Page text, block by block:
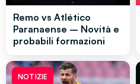
Remo vs Atlético
Paranaense – Novità e
probabili formazioni
NOTIZIE